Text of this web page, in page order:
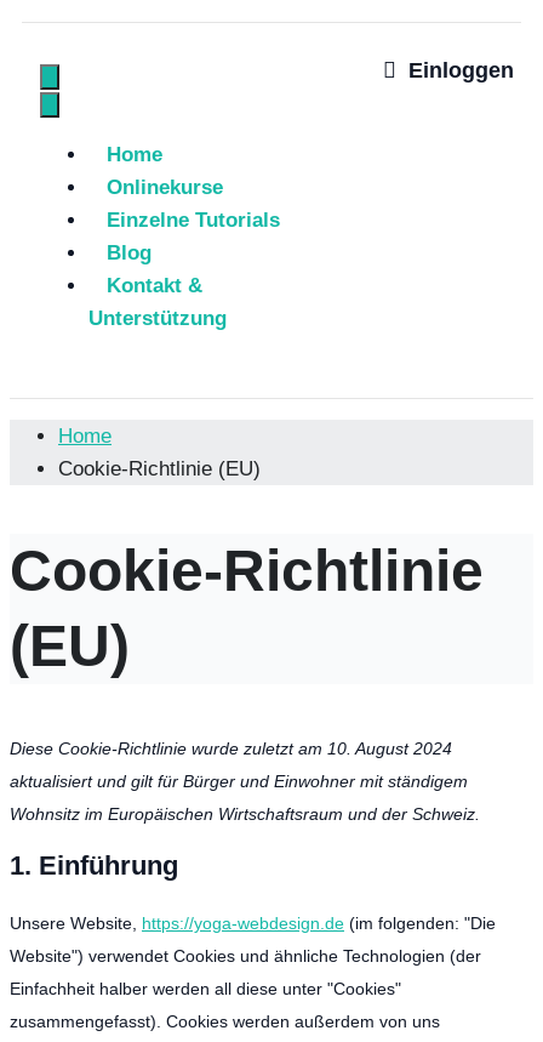
Home
Onlinekurse
Einzelne Tutorials
Blog
Kontakt &
Unterstützung
Einloggen
Home
Cookie-Richtlinie (EU)
Cookie-Richtlinie
(EU)
Diese Cookie-Richtlinie wurde zuletzt am 10. August 2024
aktualisiert und gilt für Bürger und Einwohner mit ständigem
Wohnsitz im Europäischen Wirtschaftsraum und der Schweiz.
1. Einführung
Unsere Website, https://yoga-webdesign.de (im folgenden: "Die
Website") verwendet Cookies und ähnliche Technologien (der
Einfachheit halber werden all diese unter "Cookies"
zusammengefasst). Cookies werden außerdem von uns